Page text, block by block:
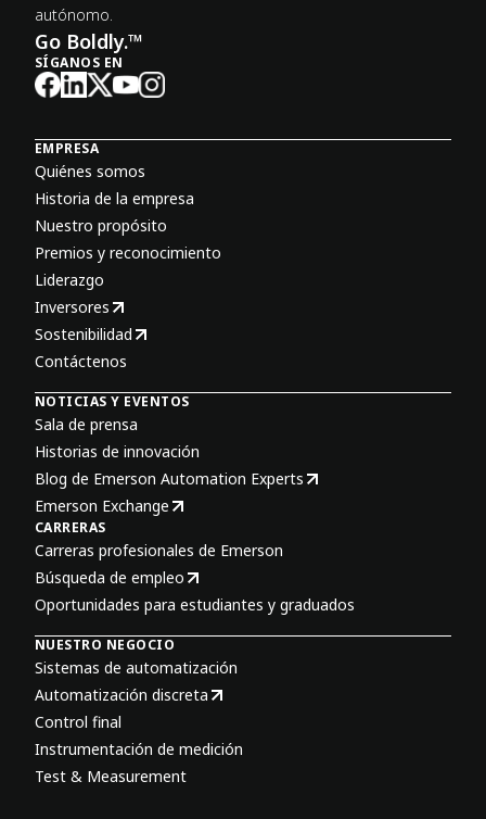
autónomo.
Go Boldly.™
SÍGANOS EN
EMPRESA
Quiénes somos
Historia de la empresa
Nuestro propósito
Premios y reconocimiento
Liderazgo
Inversores
Sostenibilidad
Contáctenos
NOTICIAS Y EVENTOS
Sala de prensa
Historias de innovación
Blog de Emerson Automation Experts
Emerson Exchange
CARRERAS
Carreras profesionales de Emerson
Búsqueda de empleo
Oportunidades para estudiantes y graduados
NUESTRO NEGOCIO
Sistemas de automatización
Automatización discreta
Control final
Instrumentación de medición
Test & Measurement